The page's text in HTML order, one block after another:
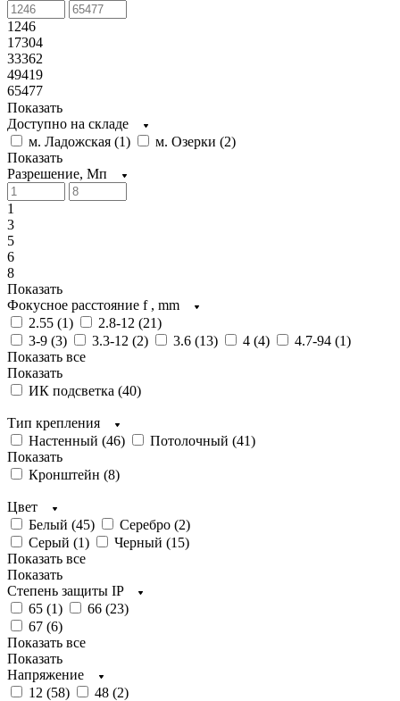
1246
17304
33362
49419
65477
Показать
Доступно на складе
м. Ладожская (1) м. Озерки (2)
Показать
Разрешение, Мп
1
3
5
6
8
Показать
Фокусное расстояние f , mm
2.55 (1) 2.8-12 (21)
3-9 (3) 3.3-12 (2) 3.6 (13) 4 (4) 4.7-94 (1)
Показать все
Показать
ИК подсветка (40)
Тип крепления
Настенный (46) Потолочный (41)
Показать
Кронштейн (8)
Цвет
Белый (45) Серебро (2)
Серый (1) Черный (15)
Показать все
Показать
Степень защиты IP
65 (1) 66 (23)
67 (6)
Показать все
Показать
Напряжение
12 (58) 48 (2)